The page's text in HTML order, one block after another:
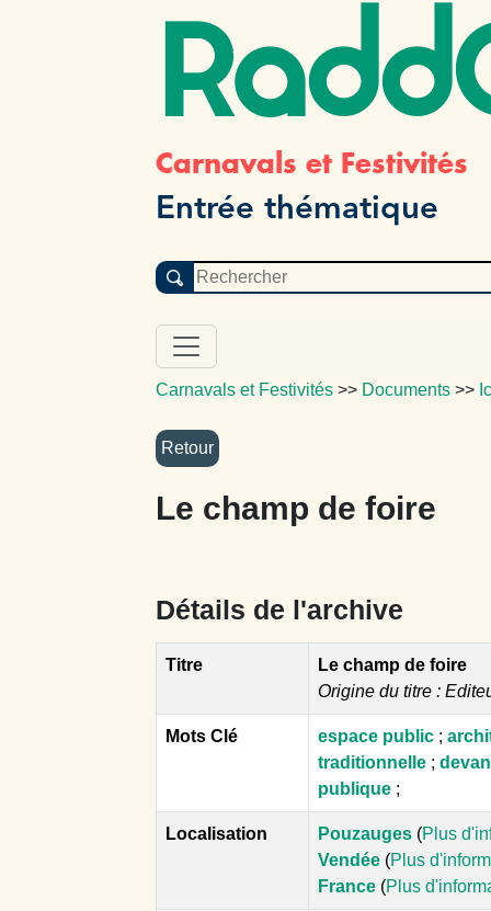
Carnavals et Festivités
Entrée thématique
Carnavals et Festivités >> Documents >>
Le champ de foire
Détails de l'archive
Titre
Le champ de foire
Origine du titre :
Mots Clé espace public ;
traditionnelle ;
publique ;
Localisation Pouzauges (Plus
Vendée (Plus
France (Plus